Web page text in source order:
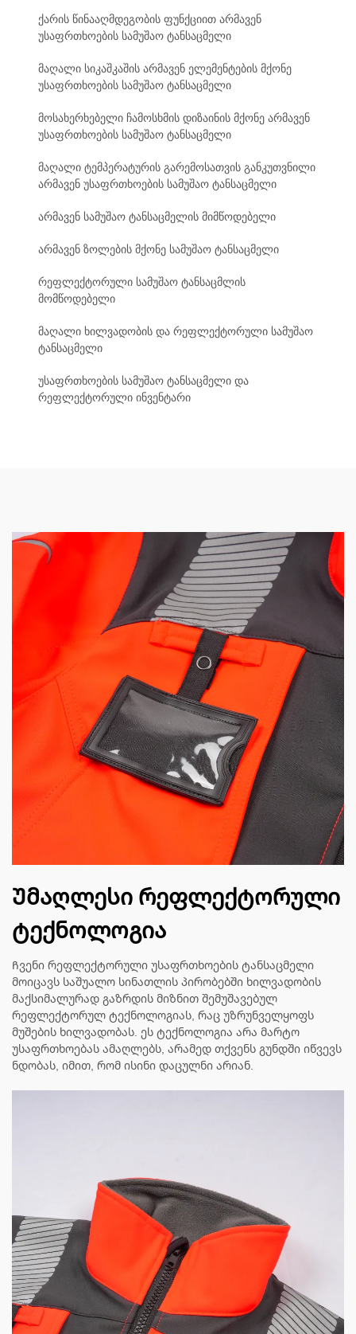
ქარის წინააღმდეგობის ფუნქციით არმავენ
უსაფრთხოების სამუშაო ტანსაცმელი
მაღალი სიკაშკაშის არმავენ ელემენტების მქონე
უსაფრთხოების სამუშაო ტანსაცმელი
მოსახერხებელი ჩამოსხმის დიზაინის მქონე არმავენ
უსაფრთხოების სამუშაო ტანსაცმელი
მაღალი ტემპერატურის გარემოსათვის განკუთვნილი
არმავენ უსაფრთხოების სამუშაო ტანსაცმელი
არმავენ სამუშაო ტანსაცმელის მიმწოდებელი
არმავენ ზოლების მქონე სამუშაო ტანსაცმელი
რეფლექტორული სამუშაო ტანსაცმლის
მომწოდებელი
მაღალი ხილვადობის და რეფლექტორული სამუშაო
ტანსაცმელი
უსაფრთხოების სამუშაო ტანსაცმელი და
რეფლექტორული ინვენტარი
Უმაღლესი რეფლექტორული
ტექნოლოგია
Ჩვენი რეფლექტორული უსაფრთხოების ტანსაცმელი
მოიცავს საშუალო სინათლის პირობებში ხილვადობის
მაქსიმალურად გაზრდის მიზნით შემუშავებულ
რეფლექტორულ ტექნოლოგიას, რაც უზრუნველყოფს
მუშების ხილვადობას. ეს ტექნოლოგია არა მარტო
უსაფრთხოებას ამაღლებს, არამედ თქვენს გუნდში იწვევს
ნდობას, იმით, რომ ისინი დაცულნი არიან.